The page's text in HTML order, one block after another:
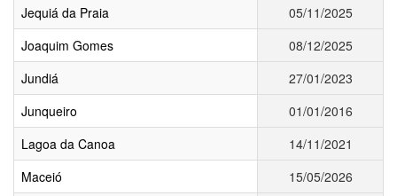
Jequiá da Praia
05/11/2025
Joaquim Gomes
08/12/2025
Jundiá
27/01/2023
Junqueiro
01/01/2016
Lagoa da Canoa
14/11/2021
Maceió
15/05/2026